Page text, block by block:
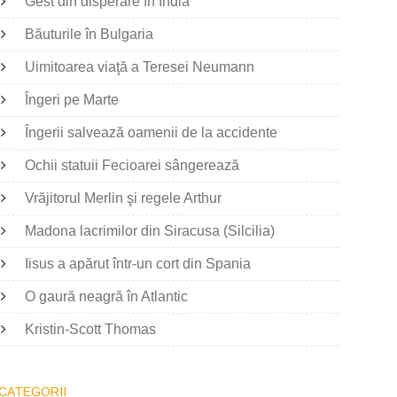
Băuturile în Bulgaria
Uimitoarea viaţă a Teresei Neumann
Îngeri pe Marte
Îngerii salvează oamenii de la accidente
Ochii statuii Fecioarei sângerează
Vrăjitorul Merlin şi regele Arthur
Madona lacrimilor din Siracusa (Silcilia)
Iisus a apărut într-un cort din Spania
O gaură neagră în Atlantic
Kristin-Scott Thomas